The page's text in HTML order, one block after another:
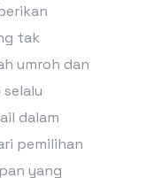
tak
umroh dan
dalam
pemilihan
yang